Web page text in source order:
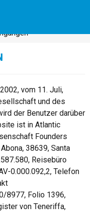
vom 11. Juli,
und des
der Benutzer darüber
ist in Atlantic
Founders
38639, Santa
Reisebüro
0.000.092,2, Telefon
8977, Folio 1396,
von Teneriffa,